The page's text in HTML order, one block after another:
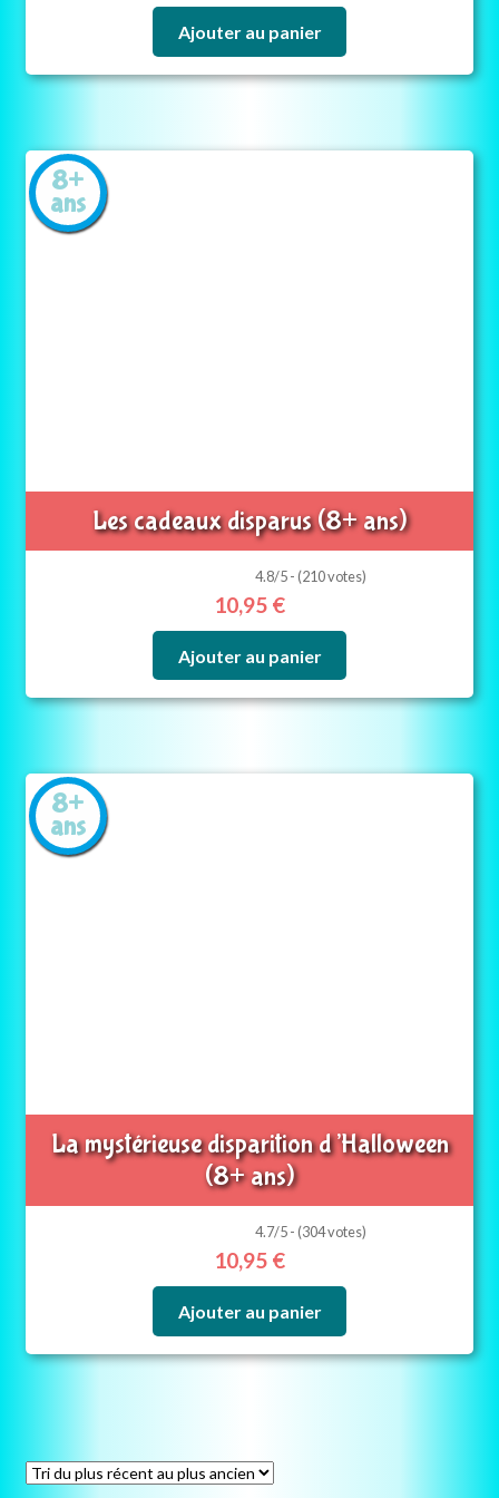
Ajouter au panier
8+
ans
Les cadeaux disparus (8+ ans)
4.8/5 - (210 votes)
10,95 €
Ajouter au panier
8+
ans
La mystérieuse disparition d’Halloween
(8+ ans)
4.7/5 - (304 votes)
10,95 €
Ajouter au panier